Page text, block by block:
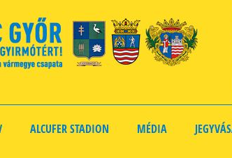
ALCUFER STADION MÉDIA